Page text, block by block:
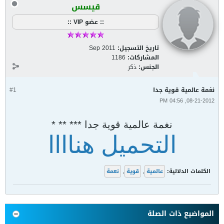
قيسس
:: عضو VIP ::
تاريخ التسجيل: Sep 2011
المشاركات: 1186
الجنس: ذكر
#1 نغمة عالمية قوية جدا
08-21-2012, 04:56 PM
نغمة عالمية قوية جدا *** ** *
التحميل هناااا
الكلمات الدلالية: عالمية , قوية , نعمة
المواضيع ذات الصلة